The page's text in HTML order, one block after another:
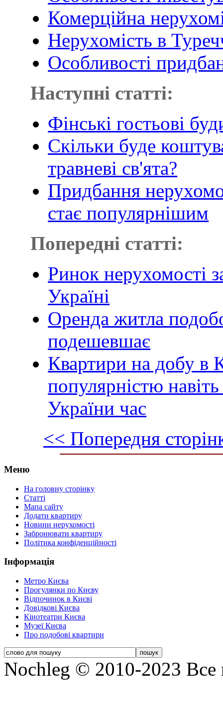
Комерційна
Нерухомість в
Особливості
Наступні статті:
Фінські гостьові
Скільки буде
травневі св'ята?
Придбання
стає популярнішим
Попередні статті:
Ринок нерухомості
Україні
Оренда житла
подешевшає
Квартири на добу в
популярністю
України час
<< Попередня
Меню
На головну сторінку
Статті
Мапа сайту
Додати квартиру
Новини нерухомості
Забронювати квартиру
Політика конфіденційності
Інформація
Метро Києва
Прогулянки по Києву
Відпочинок в Києві
Довідкові Києва
Кінотеатри Києва
Музеї Києва
Про подобові квартири
Nochleg © 2010-2023